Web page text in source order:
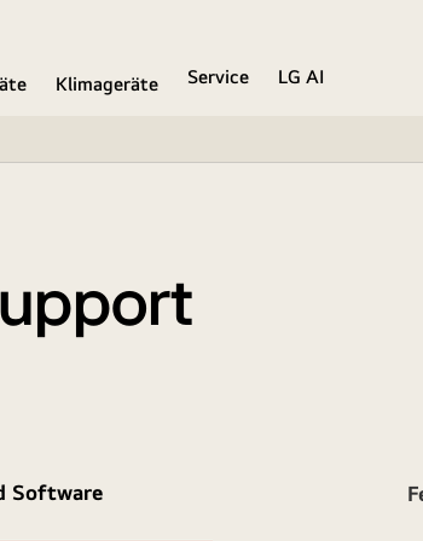
Klimageräte Service
LG AI
Software